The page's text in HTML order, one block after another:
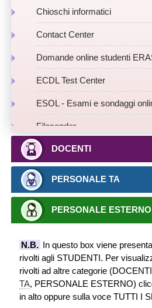
Chioschi informatici
Contact Center
Domande online studenti
ECDL Test Center
ESOL - Esami e sondaggi
Filesender
Gestione e convocazione
WEBSIOC)
Gestione tirocini curriculari e
Mailing List e Bacheca Unina
Posta elettronica certificata:
PuntoStudio
Ricerca web Google
DOCENTI
PERSONALE TA
PERSONALE ESTERNO
N.B. In questo box viene
rivolti agli STUDENTI. Per
rivolti ad altre categorie
TA, PERSONALE ESTERNO)
in alto oppure sulla voce TUTTI I